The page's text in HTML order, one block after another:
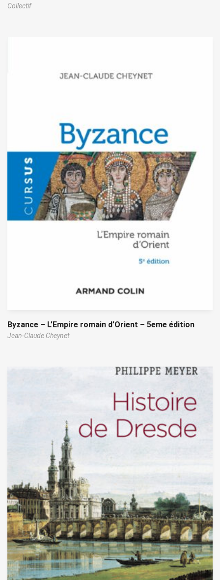
Collectif
Byzance – L’Empire romain d’Orient – 5eme édition
Jean-Claude Cheynet